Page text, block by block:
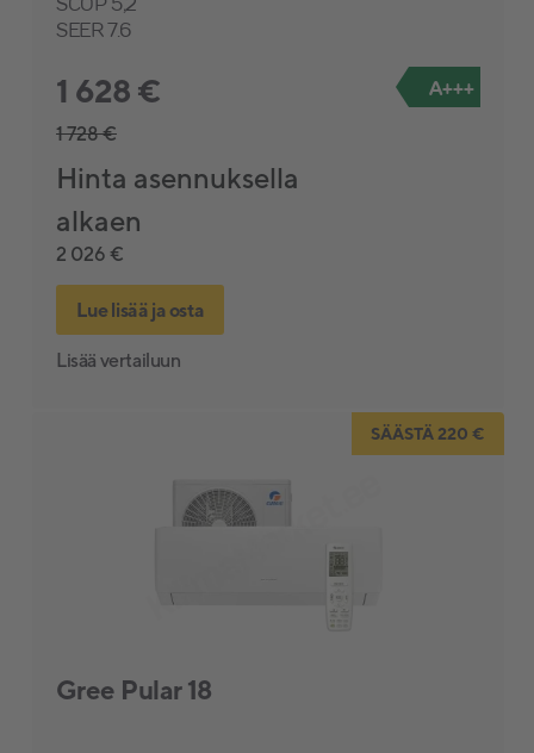
SEER 7.6
1 628 €
1 728 €
Hinta asennuksella
alkaen
2 026 €
A+++
Lue lisää ja osta
Lisää vertailuun
SÄÄSTÄ 220 €
Gree Pular 18